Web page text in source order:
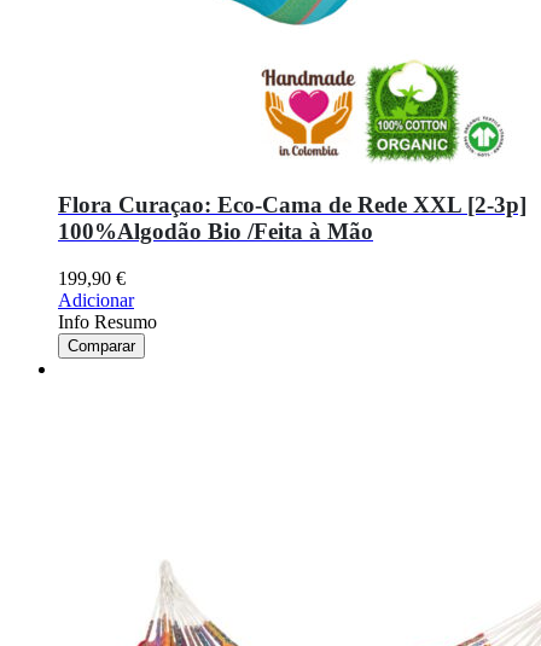
Flora Curaçao: Eco-Cama de Rede XXL [2-3p]
100%Algodão Bio /Feita à Mão
199,90 €
Adicionar
Info Resumo
Comparar